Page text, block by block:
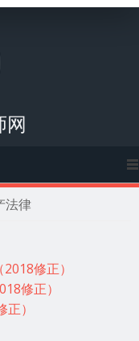
网
法律
修正）
修正）
）